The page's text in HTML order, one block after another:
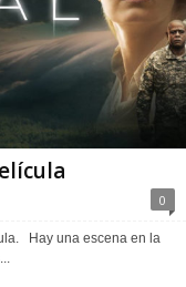
0
Hay una escena en la